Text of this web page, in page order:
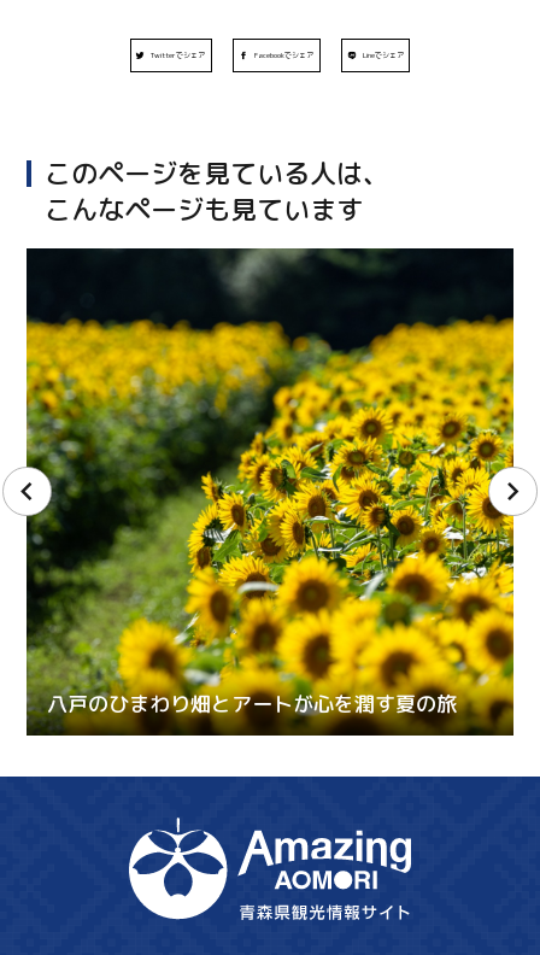
Twitterでシェア Facebookでシェア Lineでシェア
このページを見ている人は、
こんなページも見ています
八戸のひまわり畑とアートが心を潤す夏の旅